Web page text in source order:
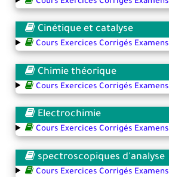
Cinétique et catalyse
Cours Exercices Corrigés Examens
Chimie théorique
Cours Exercices Corrigés Examens
Electrochimie
Cours Exercices Corrigés Examens
spectroscopiques d'analyse
Cours Exercices Corrigés Examens